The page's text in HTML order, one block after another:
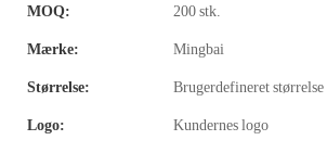
MOQ: 200 stk.
Mærke: Mingbai
Størrelse: Brugerdefineret størrelse
Logo: Kundernes logo